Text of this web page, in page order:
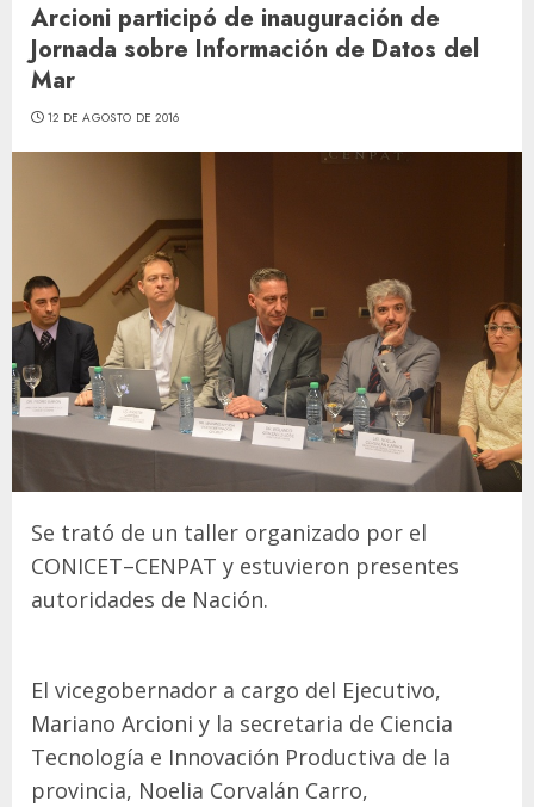
Arcioni participó de inauguración de
Jornada sobre Información de Datos del
Mar
12 DE AGOSTO DE 2016
Se trató de un taller organizado por el
CONICET–CENPAT y estuvieron presentes
autoridades de Nación.
El vicegobernador a cargo del Ejecutivo,
Mariano Arcioni y la secretaria de Ciencia
Tecnología e Innovación Productiva de la
provincia, Noelia Corvalán Carro,